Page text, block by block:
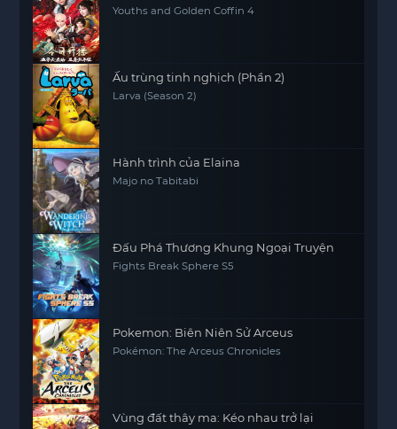
Youths and Golden Coffin 4
Ấu trùng tinh nghịch (Phần 2)
Larva (Season 2)
Hành trình của Elaina
Majo no Tabitabi
Đấu Phá Thương Khung Ngoại Truyện
Fights Break Sphere S5
Pokemon: Biên Niên Sử Arceus
Pokémon: The Arceus Chronicles
Vùng đất thây ma: Kéo nhau trở lại